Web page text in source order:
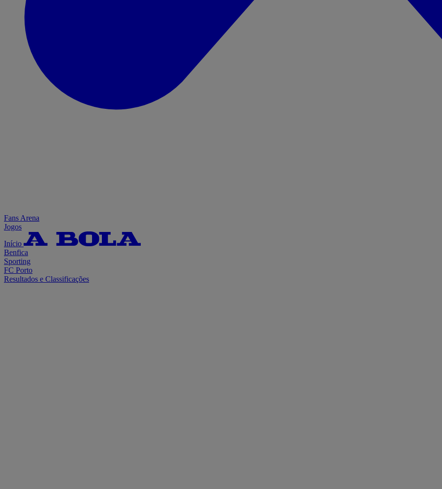
Fans Arena
Jogos
Início
Benfica
Sporting
FC Porto
Resultados e Classificações